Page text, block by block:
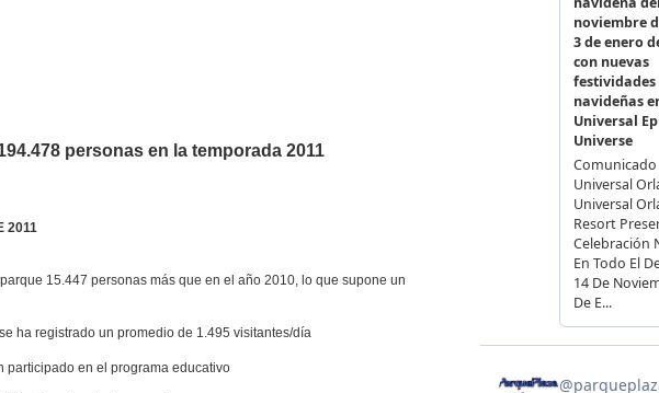
personas en la temporada 2011
2011
15.447 personas más que en el año 2010, lo que supone un
ha registrado un promedio de 1.495 visitantes/día
participado en el programa educativo